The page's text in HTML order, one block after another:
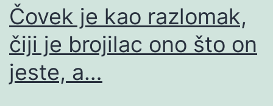
Čovek je kao razlomak,
čiji je brojilac ono što on
jeste, a…